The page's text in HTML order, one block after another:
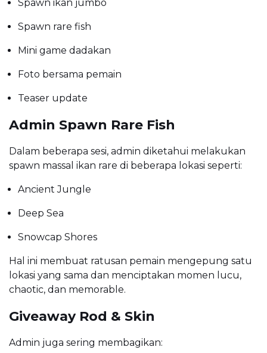
Spawn ikan jumbo
Spawn rare fish
Mini game dadakan
Foto bersama pemain
Teaser update
Admin Spawn Rare Fish
Dalam beberapa sesi, admin diketahui melakukan
spawn massal ikan rare di beberapa lokasi seperti:
Ancient Jungle
Deep Sea
Snowcap Shores
Hal ini membuat ratusan pemain mengepung satu
lokasi yang sama dan menciptakan momen lucu,
chaotic, dan memorable.
Giveaway Rod & Skin
Admin juga sering membagikan: